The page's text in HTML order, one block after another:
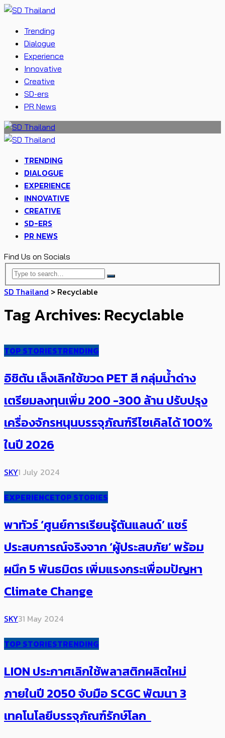
Trending
Dialogue
Experience
Innovative
Creative
SD-ers
PR News
TRENDING
DIALOGUE
EXPERIENCE
INNOVATIVE
CREATIVE
SD-ERS
PR NEWS
Find Us on Socials
SD Thailand > Recyclable
Tag Archives: Recyclable
TOP STORIESTRENDING
อิชิตัน เล็งเลิกใช้ขวด PET สี ​กลุ่มน้ำด่าง
เตรียมลงทุนเพิ่ม 200 -300 ล้าน ปรับปรุง
เครื่องจักรหนุนบรรจุภัณฑ์รีไซเคิลได้ 100%
ในปี 2026
SKY1 July 2024
EXPERIENCETOP STORIES
พาทัวร์ ‘ศูนย์การเรียนรู้ตันแลนด์’ แชร์
ประสบการณ์จริงจาก ‘ผู้ประสบภัย’​ พร้อม
ผนึก 5 พันธมิตร เพิ่มแรงกระเพื่อมปัญหา
Climate Change
SKY31 May 2024
TOP STORIESTRENDING
LION ประกาศเลิกใช้พลาสติกผลิตใหม่
ภายในปี 2050 จับมือ SCGC พัฒนา 3
เทคโนโลยีบรรจุภัณฑ์รักษ์โลก